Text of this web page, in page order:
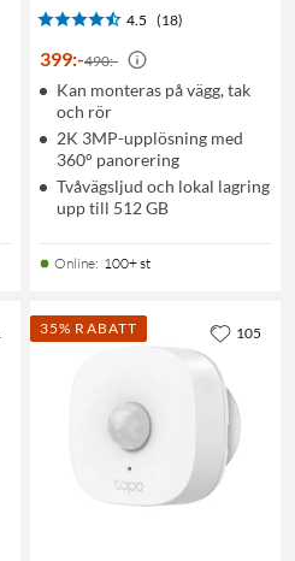
4.5 (18)
399:-490:-
Kan monteras på vägg, tak
och rör
2K 3MP-upplösning med
360° panorering
Tvåvägsljud och lokal lagring
upp till 512 GB
Online: 100+ st
35% RABATT 105